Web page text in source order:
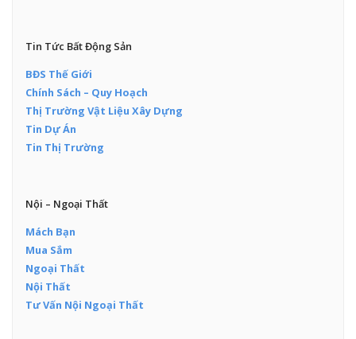
Tin Tức Bất Động Sản
BĐS Thế Giới
Chính Sách – Quy Hoạch
Thị Trường Vật Liệu Xây Dựng
Tin Dự Án
Tin Thị Trường
Nội – Ngoại Thất
Mách Bạn
Mua Sắm
Ngoại Thất
Nội Thất
Tư Vấn Nội Ngoại Thất